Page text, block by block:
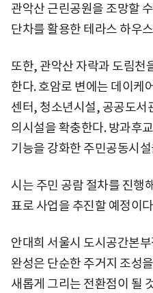
관악산 근린공원을 조망할
단차를 활용한 테라스 하우
또한, 관악산 자락과 도림천
한다. 호암로 변에는 데이케
센터, 청소년시설, 공공도서
의시설을 확충한다. 방과후
기능을 강화한 주민공동시
시는 주민 공람 절차를 진행
표로 사업을 추진할 예정이
안대희 서울시 도시공간본
완성은 단순한 주거지 조성
새롭게 그리는 전환점이 될